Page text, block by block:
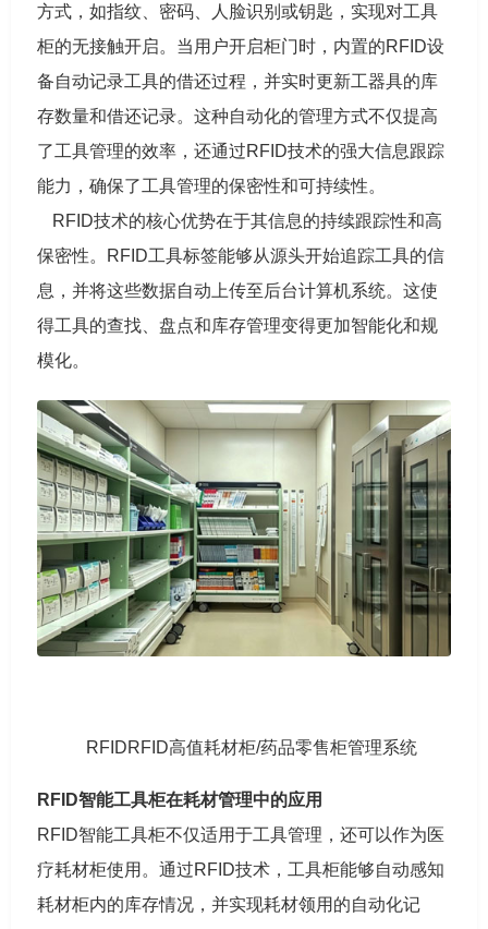
方式，如指纹、密码、人脸识别或钥匙，实现对工具
柜的无接触开启。当用户开启柜门时，内置的RFID设
备自动记录工具的借还过程，并实时更新工器具的库
存数量和借还记录。这种自动化的管理方式不仅提高
了工具管理的效率，还通过RFID技术的强大信息跟踪
能力，确保了工具管理的保密性和可持续性。
RFID技术的核心优势在于其信息的持续跟踪性和高
保密性。RFID工具标签能够从源头开始追踪工具的信
息，并将这些数据自动上传至后台计算机系统。这使
得工具的查找、盘点和库存管理变得更加智能化和规
模化。
RFIDRFID高值耗材柜/药品零售柜管理系统
RFID智能工具柜在耗材管理中的应用
RFID智能工具柜不仅适用于工具管理，还可以作为医
疗耗材柜使用。通过RFID技术，工具柜能够自动感知
耗材柜内的库存情况，并实现耗材领用的自动化记